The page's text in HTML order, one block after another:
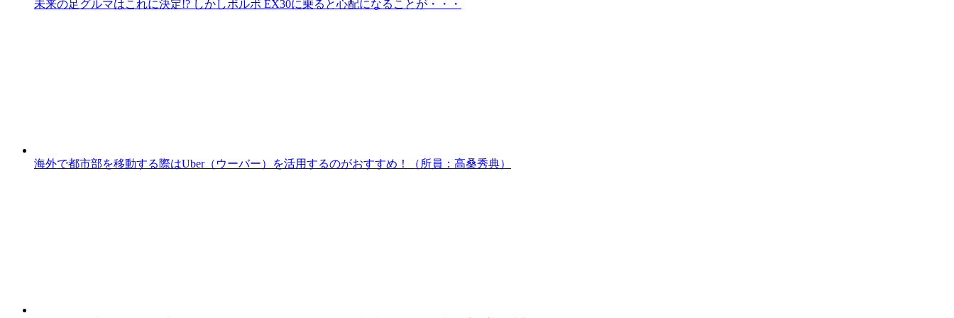
未来の足グルマはこれに決定!? しかしボルボ EX30に乗ると心配になることが・・・
海外で都市部を移動する際はUber（ウーバー）を活用するのがおすすめ！（所員：高桑秀典）